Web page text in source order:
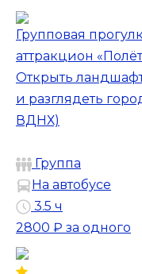
Групповая
аттракцион
Открыть
и разглядеть
ВДНХ)
Группа
На автобусе
3.5 ч
2800 ₽ за одного